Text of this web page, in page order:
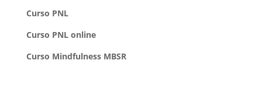
Curso PNL
Curso PNL online
Curso Mindfulness MBSR